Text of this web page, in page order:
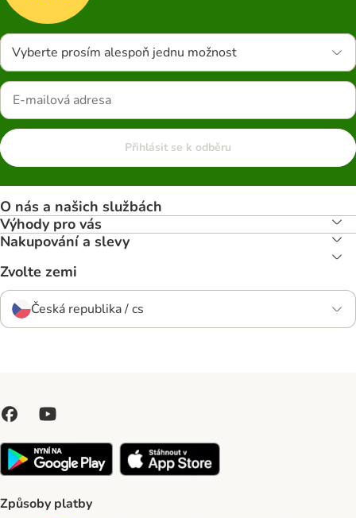
Vyberte prosím alespoň jednu možnost
Přihlásit se k odběru
O nás a našich službách
Výhody pro vás
Nakupování a slevy
Zvolte zemi
Česká republika / cs
Způsoby platby